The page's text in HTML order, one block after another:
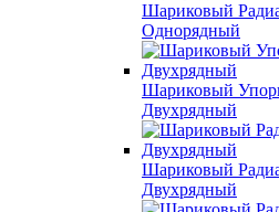
Шариковый
Однорядный
Шариковый
Двухрядный
Шариковый
Двухрядный